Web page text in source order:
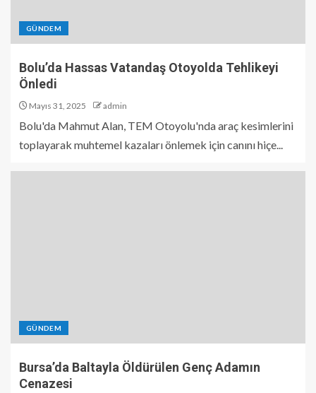
GÜNDEM
Bolu’da Hassas Vatandaş Otoyolda Tehlikeyi
Önledi
Mayıs 31, 2025 admin
Bolu'da Mahmut Alan, TEM Otoyolu'nda araç kesimlerini
toplayarak muhtemel kazaları önlemek için canını hiçe...
GÜNDEM
Bursa’da Baltayla Öldürülen Genç Adamın
Cenazesi